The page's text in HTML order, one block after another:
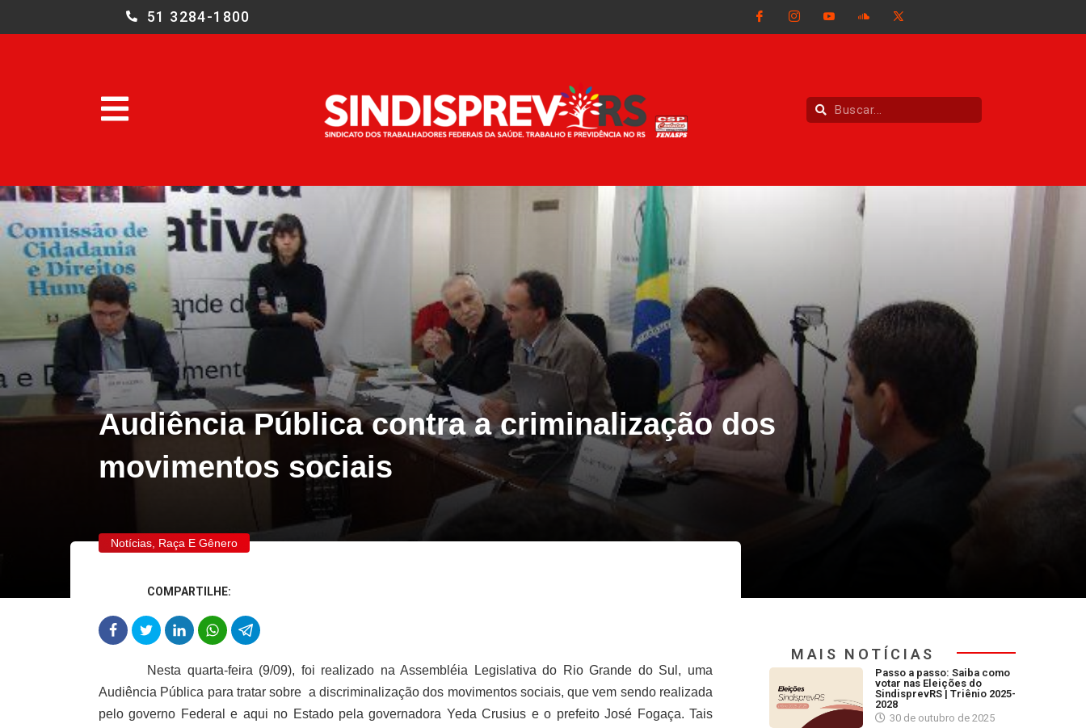
51 3284-1800
Audiência Pública contra a criminalização dos
movimentos sociais
Notícias Raça E Gênero
COMPARTILHE:
Nesta quarta-feira (9/09), foi realizado na Assembléia Legislativa do Rio Grande do Sul, uma
Audiência Pública para tratar sobre a discriminalização dos movimentos sociais, que vem sendo realizada
pelo governo Federal e aqui no Estado pela governadora Yeda Crusius e o prefeito José Fogaça. Tais
MAIS NOTÍCIAS
Passo a passo: Saiba como
votar nas Eleições do
SindisprevRS | Triênio 2025-
2028
30 de outubro de 2025